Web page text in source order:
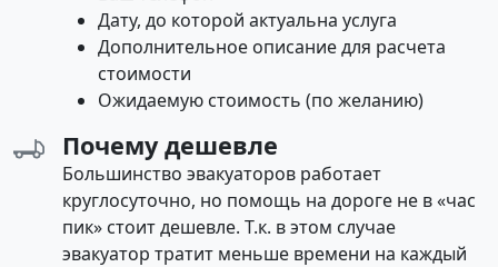
Дату, до которой актуальна услуга
Дополнительное описание для расчета
стоимости
Ожидаемую стоимость (по желанию)
Почему дешевле
Большинство эвакуаторов работает
круглосуточно, но помощь на дороге не в «час
пик» стоит дешевле. Т.к. в этом случае
эвакуатор тратит меньше времени на каждый